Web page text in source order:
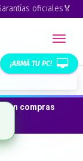
oficiales🏅
¡ARMÁ TU PC!
en compras